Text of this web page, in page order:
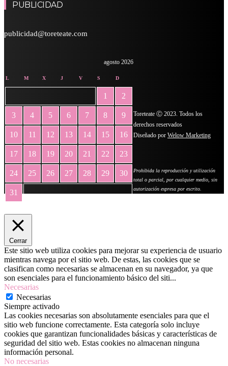
PUBLICIDAD
publicidad@toreteate.com
agosto 2026
L M X J V S D
1 2
3 4 5 6 7 8 9
10 11 12 13 14 15 16
17 18 19 20 21 22 23
24 25 26 27 28 29 30
31
Toreteate Ⓒ 2023. Todos los
derechos reservados
Diseñado por Welow Marketing
Prohibida la reproducción y utilización
total o parcial, por cualquier medio, sin
autorización expresa por escrito.
Cerrar
Este sitio web utiliza cookies para mejorar su experiencia de usuario
mientras navega por el sitio web. De estas, las cookies que se
clasifican como necesarias se almacenan en su navegador, ya que
son esenciales para el funcionamiento básico del siti...
Necesarias
Necesarias
Siempre activado
Las cookies necesarias son absolutamente esenciales para que el
sitio web funcione correctamente. Esta categoría solo incluye
cookies que garantizan funcionalidades básicas y características de
seguridad del sitio web. Estas cookies no almacenan ninguna
información personal.
No necesarias